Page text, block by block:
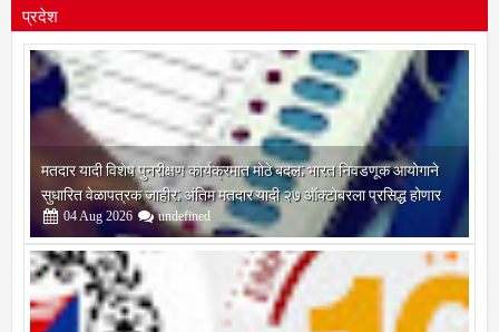
प्रदेश
मतदार यादी विशेष पुनरीक्षण कार्यक्रमात मोठे बदल; भारत निवडणूक आयोगाने
सुधारित वेळापत्रक जाहीर; अंतिम मतदार यादी २७ ऑक्टोबरला प्रसिद्ध होणार
04 Aug 2026 undefined